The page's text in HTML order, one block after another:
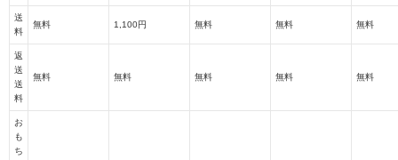
送
料
無料 1,100円 無料 無料 無料
返
送
送
料
無料 無料 無料 無料 無料
お
も
ち